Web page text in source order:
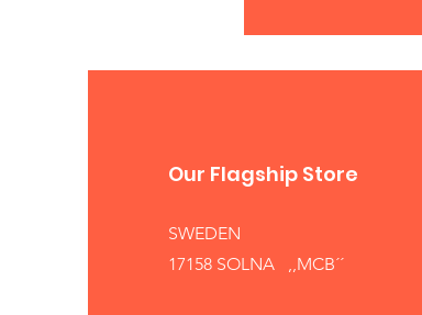
Our Flagship Store
SWEDEN
17158 SOLNA ,,MCB´´